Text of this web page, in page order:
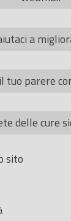
a
il tuo parere
delle cure
sito